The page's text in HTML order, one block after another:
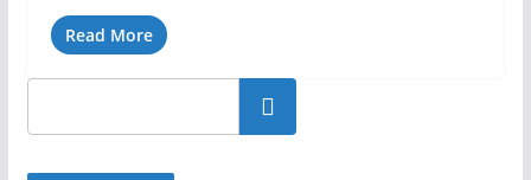
Read More
Search